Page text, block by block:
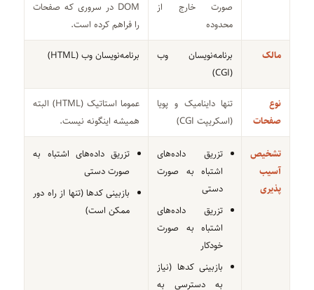
صورت خارج از
محدوده
DOM در سروری که صفحات
را فراهم کرده‌ است.
مالک
برنامه‌نویسان وب
(CGI)
برنامه‌نویسان وب (HTML)
نوع
صفحات
تنها داینامیک و پویا
(اسکریپت CGI)
عموما استاتیک (HTML) البته
همیشه اینگونه نیست.
تشخیص
آسیب
پذیری
تزریق داده‌های
اشتباه به صورت
دستی
تزریق داده‌های
اشتباه به صورت
خودکار
بازبینی کد‌ها (نیاز
به دسترسی به
تزریق داده‌های اشتباه به
صورت دستی
بازبینی کدها (تنها از راه دور
ممکن است)